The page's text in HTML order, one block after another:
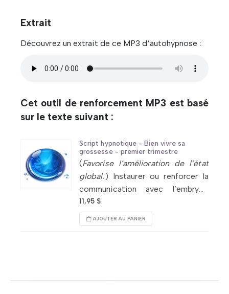
Extrait
Découvrez un extrait de ce MP3 d’autohypnose :
Cet outil de renforcement MP3 est basé
sur le texte suivant :
Script hypnotique - Bien vivre sa
grossesse - premier trimestre
(Favorise l’amélioration de l’état
global.) Instaurer ou renforcer la
communication avec l’embryon
(attachement). Atténuer ses
inconforts. Modifier ses
habitudes. Augmenter sa
11,95 $
AJOUTER AU PANIER